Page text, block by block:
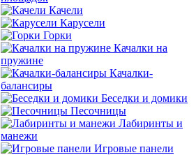
Качели
Карусели
Горки
Качалки на
пружине
Качалки-
балансиры
Беседки и домики
Песочницы
Лабиринты и
манежи
Игровые панели